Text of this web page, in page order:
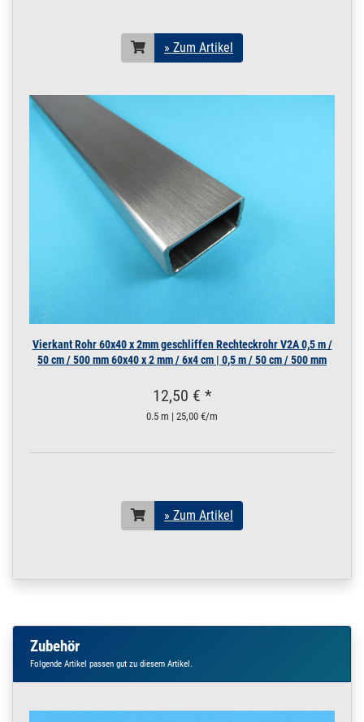
» Zum Artikel
Vierkant Rohr 60x40 x 2mm geschliffen Rechteckrohr V2A 0,5 m /
50 cm / 500 mm 60x40 x 2 mm / 6x4 cm | 0,5 m / 50 cm / 500 mm
12,50 € *
0.5 m | 25,00 €/m
» Zum Artikel
Zubehör
Folgende Artikel passen gut zu diesem Artikel.